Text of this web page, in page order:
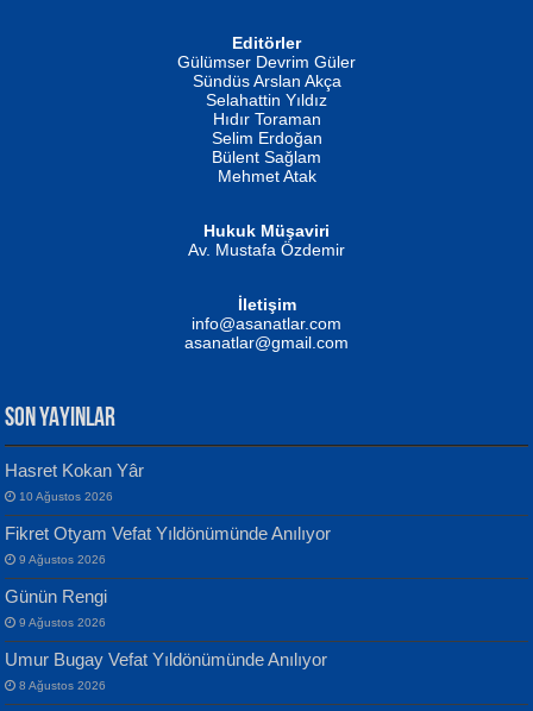
İSMAİL OKUTAN
Erkeklerin Kahrolması Ne Demektir
MUSTAFA KELOĞLU
Yarına İz Bırakmak...
Evvel Zaman Tanrıçası...
Yılmaz Ekinci
Geceye Söylenen...
Editörler
Gülümser Devrim Güler
Sündüs Arslan Akça
Selahattin Yıldız
Hıdır Toraman
Selim Erdoğan
Bülent Sağlam
Mehmet Atak
Hukuk Müşaviri
Av. Mustafa Özdemir
İletişim
info@asanatlar.com
asanatlar@gmail.com
SON YAYINLAR
Hasret Kokan Yâr
10 Ağustos 2026
Fikret Otyam Vefat Yıldönümünde Anılıyor
9 Ağustos 2026
Günün Rengi
9 Ağustos 2026
Umur Bugay Vefat Yıldönümünde Anılıyor
8 Ağustos 2026